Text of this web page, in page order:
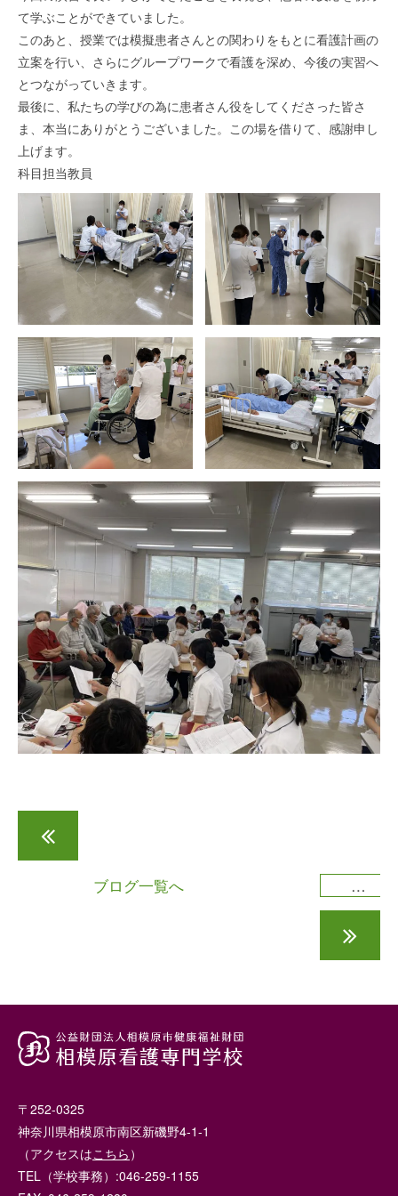
て学ぶことができていました。
このあと、授業では模擬患者さんとの関わりをもとに看護計画の
立案を行い、さらにグループワークで看護を深め、今後の実習へ
とつながっていきます。
最後に、私たちの学びの為に患者さん役をしてくださった皆さ
ま、本当にありがとうございました。この場を借りて、感謝申し
上げます。
科目担当教員
ブログ一覧へ
〒252-0325
神奈川県相模原市南区新磯野4-1-1
（アクセスはこちら ）
TEL（学校事務）:046-259-1155